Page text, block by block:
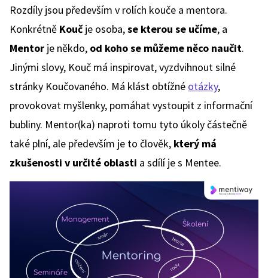
Rozdíly jsou především v rolích kouče a mentora.
Konkrétně Koučje osoba,se kterou se učíme, a
Mentor je někdo, od koho se můžeme něco naučit.
Jinými slovy, Kouč má inspirovat, vyzdvihnout silné
stránky Koučovaného. Má klást obtížné otázky,
provokovat myšlenky, pomáhat vystoupit z informační
bubliny. Mentor(ka) naproti tomu tyto úkoly částečně
také plní, ale především je to člověk, který má
zkušenosti v určité oblasti a sdílí je s Mentee.